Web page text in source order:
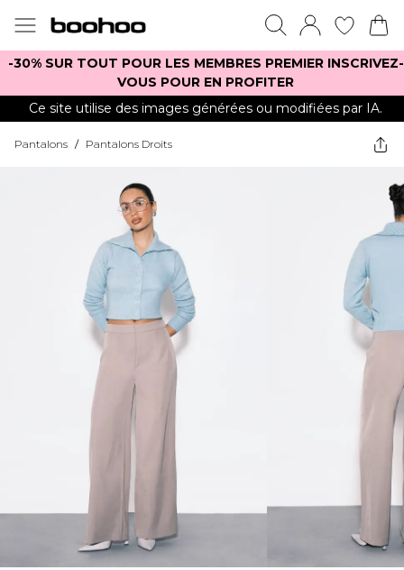
-30% SUR TOUT POUR LES MEMBRES PREMIER INSCRIVEZ-
VOUS POUR EN PROFITER
Ce site utilise des images générées ou modifiées par IA.
Pantalons / Pantalons Droits